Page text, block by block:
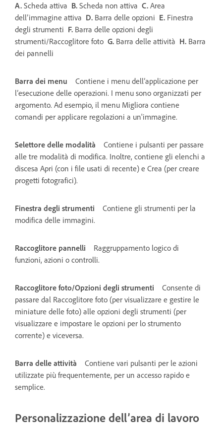
A. Scheda attiva B. Scheda non attiva C. Area
dell’immagine attiva D. Barra delle opzioni E. Finestra
degli strumenti F. Barra delle opzioni degli
strumenti/Raccoglitore foto G. Barra delle attività H. Barra
dei pannelli
Barra dei menu
Contiene i menu dell’applicazione per
l’esecuzione delle operazioni. I menu sono organizzati per
argomento. Ad esempio, il menu Migliora contiene
comandi per applicare regolazioni a un'immagine.
Selettore delle modalità
Contiene i pulsanti per passare
alle tre modalità di modifica. Inoltre, contiene gli elenchi a
discesa Apri (con i file usati di recente) e Crea (per creare
progetti fotografici).
Finestra degli strumenti
Contiene gli strumenti per la
modifica delle immagini.
Raccoglitore pannelli
Raggruppamento logico di
funzioni, azioni o controlli.
Raccoglitore foto/Opzioni degli strumenti
Consente di
passare dal Raccoglitore foto (per visualizzare e gestire le
miniature delle foto) alle opzioni degli strumenti (per
visualizzare e impostare le opzioni per lo strumento
corrente) e viceversa.
Barra delle attività
Contiene vari pulsanti per le azioni
utilizzate più frequentemente, per un accesso rapido e
semplice.
Personalizzazione dell’area di lavoro